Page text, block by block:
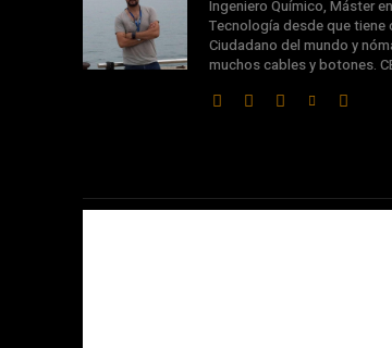
Ingeniero Químico, Máster
Tecnología desde que tiene
Ciudadano del mundo y
muchos cables y botones.